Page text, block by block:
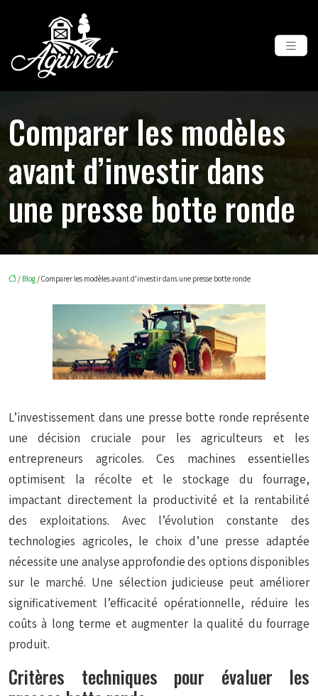
Comparer les modèles
avant d’investir dans
une presse botte ronde
/ Blog / Comparer les modèles avant d’investir dans une presse botte ronde
L’investissement dans une presse botte ronde représente
une décision cruciale pour les agriculteurs et les
entrepreneurs agricoles. Ces machines essentielles
optimisent la récolte et le stockage du fourrage,
impactant directement la productivité et la rentabilité
des exploitations. Avec l’évolution constante des
technologies agricoles, le choix d’une presse adaptée
nécessite une analyse approfondie des options disponibles
sur le marché. Une sélection judicieuse peut améliorer
significativement l’efficacité opérationnelle, réduire les
coûts à long terme et augmenter la qualité du fourrage
produit.
Critères techniques pour évaluer les